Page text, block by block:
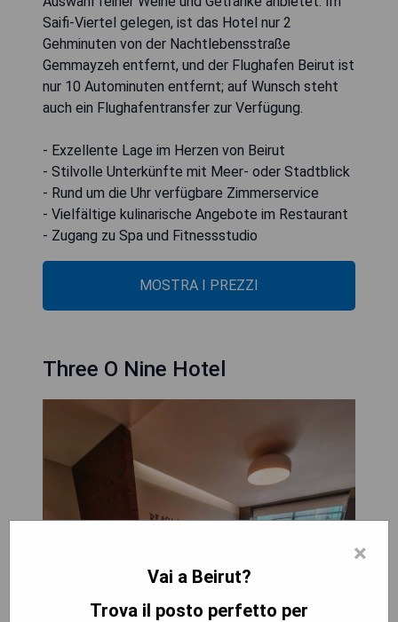
Saifi-Viertel gelegen, ist das Hotel nur 2
Gehminuten von der Nachtlebensstraße
Gemmayzeh entfernt, und der Flughafen Beirut ist
nur 10 Autominuten entfernt; auf Wunsch steht
auch ein Flughafentransfer zur Verfügung.
- Exzellente Lage im Herzen von Beirut
- Stilvolle Unterkünfte mit Meer- oder Stadtblick
- Rund um die Uhr verfügbare Zimmerservice
- Vielfältige kulinarische Angebote im Restaurant
- Zugang zu Spa und Fitnessstudio
MOSTRA I PREZZI
Three O Nine Hotel
×
Vai a Beirut?
Trova il posto perfetto per